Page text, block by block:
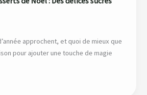
approchent, et quoi de mieux que
pour ajouter une touche de magie